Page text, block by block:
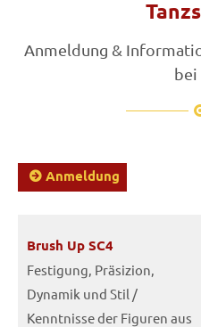
Anmeldung &
bei
Anmeldung
Brush Up SC4
Festigung, Präsizion,
Dynamik und Stil /
Kenntnisse der Figuren aus